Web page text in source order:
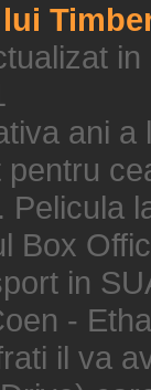
in
ani a
pentru
Pelicula
Box
in
-
il va